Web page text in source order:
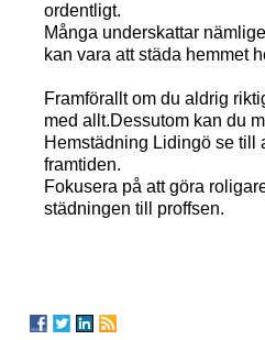
ordentligt.
Många underskattar
kan vara att städa hemmet
Framförallt om du aldrig
med allt.Dessutom kan du
Hemstädning Lidingö se till
framtiden.
Fokusera på att göra
städningen till proffsen.